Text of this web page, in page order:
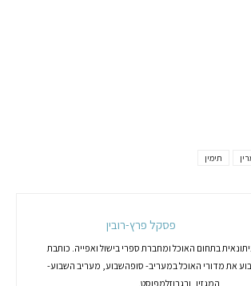
תימין
פסקל פרץ-רובין
בתחום האוכל ומחברת ספרי בישול ואפייה. כותבת
את מדורי האוכל במעריב- סופהשבוע, מעריב השבוע-
המגזין, ובגרוזלמפוסט.